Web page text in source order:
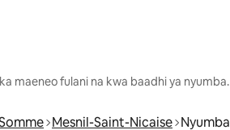
maeneo fulani na kwa baadhi ya nyumba.
Mesnil-Saint-Nicaise